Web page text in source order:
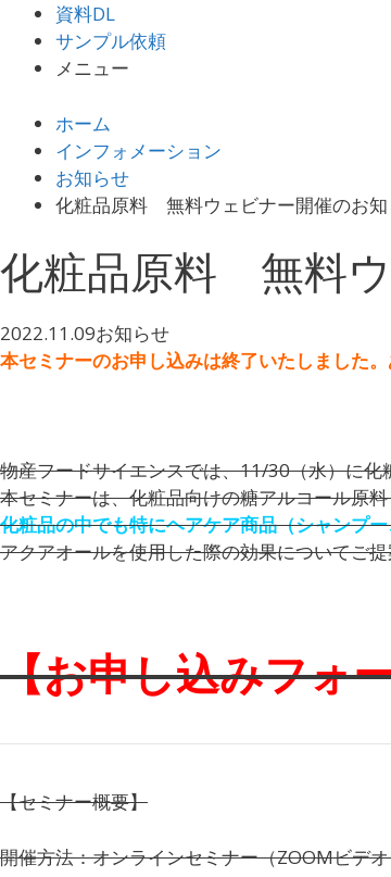
資料DL
サンプル依頼
メニュー
ホーム
インフォメーション
お知らせ
化粧品原料 無料ウェビナー開催のお
化粧品原料 無料
2022.11.09お知らせ
本セミナーのお申し込みは終了いたしました。
物産フードサイエンスでは、11/30（水）に
本セミナーは、化粧品向けの糖アルコール原
化粧品の中でも特にヘアケア商品（シャンプ
アクアオールを使用した際の効果についてご
【お申し込みフォ
【セミナー概要】
開催方法：オンラインセミナー（ZOOMビデ